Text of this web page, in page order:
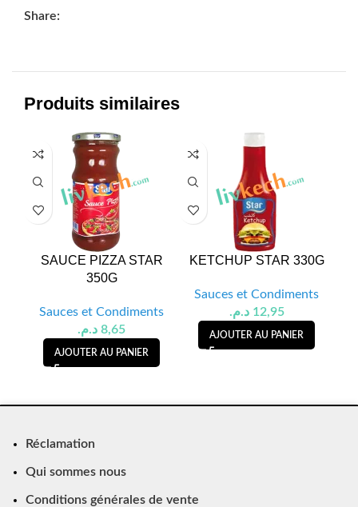
Share:
Produits similaires
SAUCE PIZZA STAR
350G
Sauces et Condiments
8,65 د.م.
AJOUTER AU PANIER
KETCHUP STAR 330G
Sauces et Condiments
12,95 د.م.
AJOUTER AU PANIER
Réclamation
Qui sommes nous
Conditions générales de vente